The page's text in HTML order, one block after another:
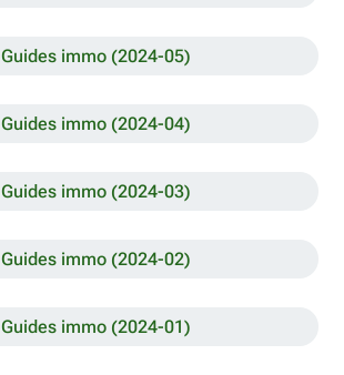
Guides immo (2024-05)
Guides immo (2024-04)
Guides immo (2024-03)
Guides immo (2024-02)
Guides immo (2024-01)